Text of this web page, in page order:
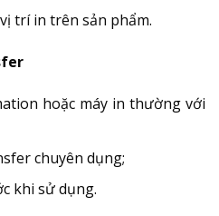
trí in trên sản phẩm.
hoặc máy in thường với
chuyên dụng;
khi sử dụng.